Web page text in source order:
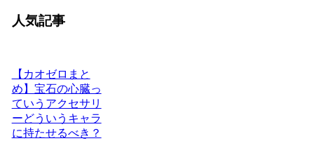
人気記事
【カオゼロまと
め】宝石の心臓っ
ていうアクセサリ
ーどういうキャラ
に持たせるべき？